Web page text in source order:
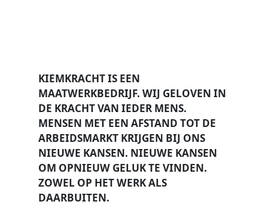
KIEMKRACHT IS EEN
MAATWERKBEDRIJF. WIJ GELOVEN IN
DE KRACHT VAN IEDER MENS.
MENSEN MET EEN AFSTAND TOT DE
ARBEIDSMARKT KRIJGEN BIJ ONS
NIEUWE KANSEN. NIEUWE KANSEN
OM OPNIEUW GELUK TE VINDEN.
ZOWEL OP HET WERK ALS
DAARBUITEN.